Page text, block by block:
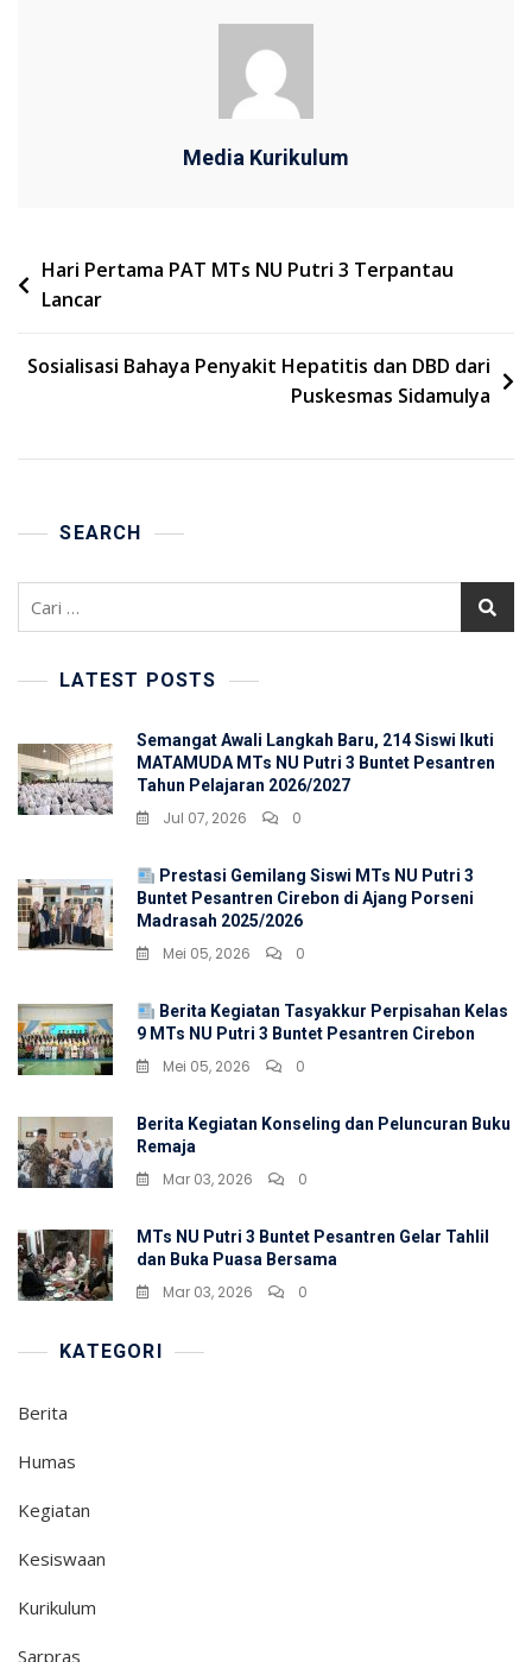
Media Kurikulum
Navigasi
pos
Hari Pertama PAT MTs NU Putri 3 Terpantau
Lancar
Sosialisasi Bahaya Penyakit Hepatitis dan DBD dari
Puskesmas Sidamulya
SEARCH
LATEST POSTS
Semangat Awali Langkah Baru, 214 Siswi Ikuti
MATAMUDA MTs NU Putri 3 Buntet Pesantren
Tahun Pelajaran 2026/2027
Jul 07, 2026 0
Prestasi Gemilang Siswi MTs NU Putri 3
Buntet Pesantren Cirebon di Ajang Porseni
Madrasah 2025/2026
Mei 05, 2026 0
Berita Kegiatan Tasyakkur Perpisahan Kelas
9 MTs NU Putri 3 Buntet Pesantren Cirebon
Mei 05, 2026 0
Berita Kegiatan Konseling dan Peluncuran Buku
Remaja
Mar 03, 2026 0
MTs NU Putri 3 Buntet Pesantren Gelar Tahlil
dan Buka Puasa Bersama
Mar 03, 2026 0
KATEGORI
Berita
Humas
Kegiatan
Kesiswaan
Kurikulum
Sarpras